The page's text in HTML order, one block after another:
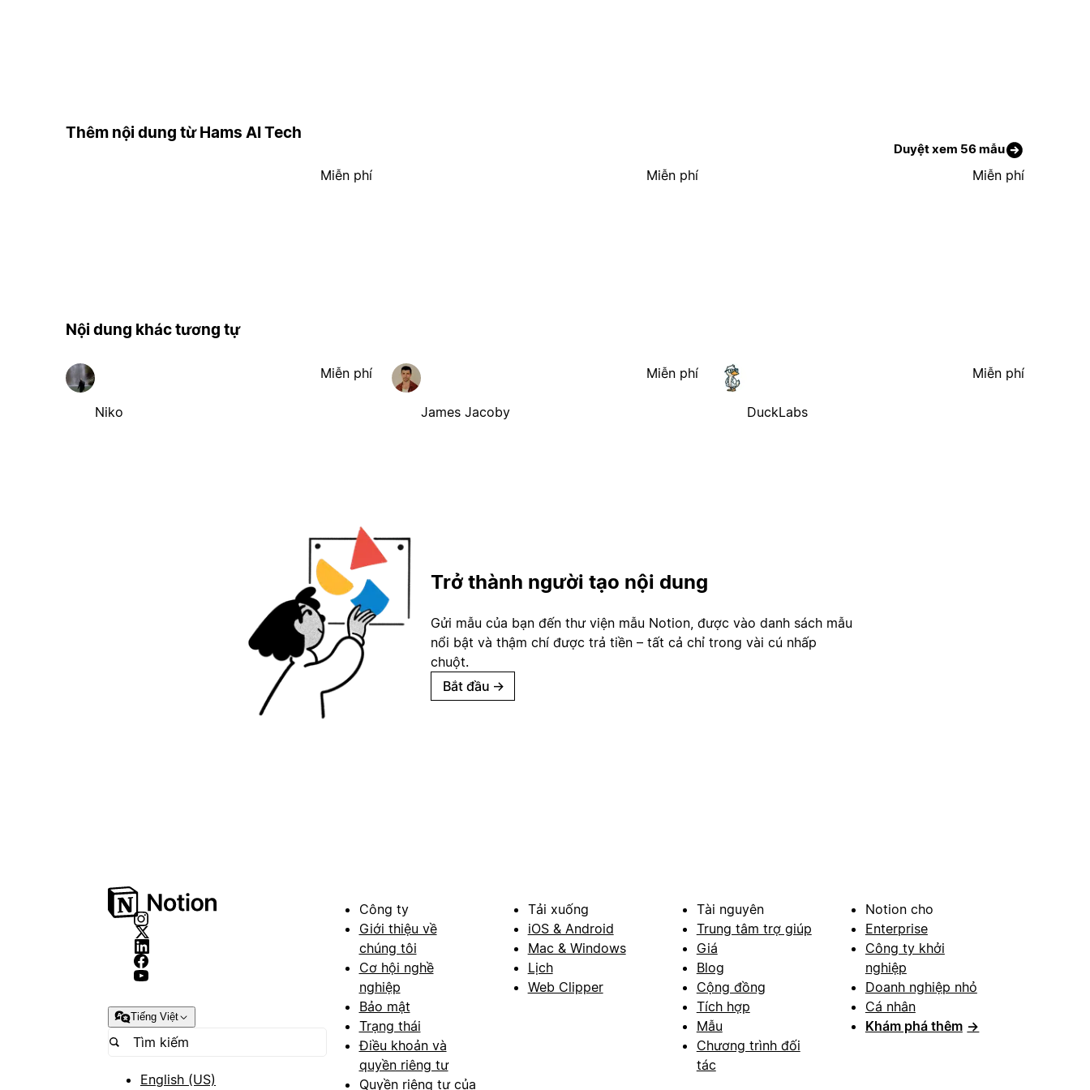
Thêm nội dung từ Hams AI Tech
Duyệt xem 56 mẫu
Miễn phí Miễn phí Miễn phí
Nội dung khác tương tự
Niko
Miễn phí
James Jacoby
Miễn phí
DuckLabs
Miễn phí
Trở thành người tạo nội dung
Gửi mẫu của bạn đến thư viện mẫu Notion, được vào danh sách mẫu
nổi bật và thậm chí được trả tiền – tất cả chỉ trong vài cú nhấp
chuột.
Bắt đầu →
Tiếng Việt
English (US)
Công ty
Giới thiệu về
chúng tôi
Cơ hội nghề
nghiệp
Bảo mật
Trạng thái
Điều khoản và
quyền riêng tư
Quyền riêng tư của
Tải xuống
iOS & Android
Mac & Windows
Lịch
Web Clipper
Tài nguyên
Trung tâm trợ giúp
Giá
Blog
Cộng đồng
Tích hợp
Mẫu
Chương trình đối
tác
Notion cho
Enterprise
Công ty khởi
nghiệp
Doanh nghiệp nhỏ
Cá nhân
Khám phá thêm →